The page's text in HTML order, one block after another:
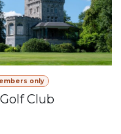
only
Club